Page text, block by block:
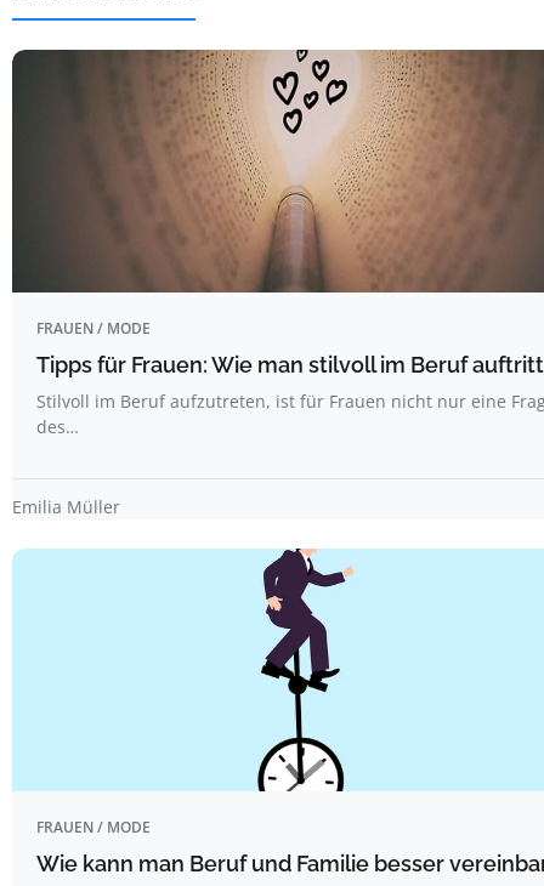
FRAUEN / MODE
Tipps für Frauen: Wie man stilvoll im Beruf auftritt
Stilvoll im Beruf aufzutreten, ist für Frauen nicht nur eine
des…
Emilia Müller
FRAUEN / MODE
Wie kann man Beruf und Familie besser